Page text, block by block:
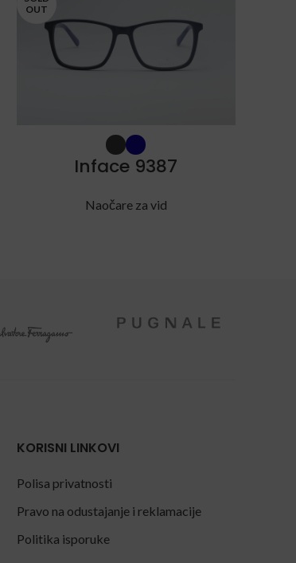
OUT
Inface 9387
Naočare za vid
KORISNI LINKOVI
Polisa privatnosti
Pravo na odustajanje i reklamacije
Politika isporuke